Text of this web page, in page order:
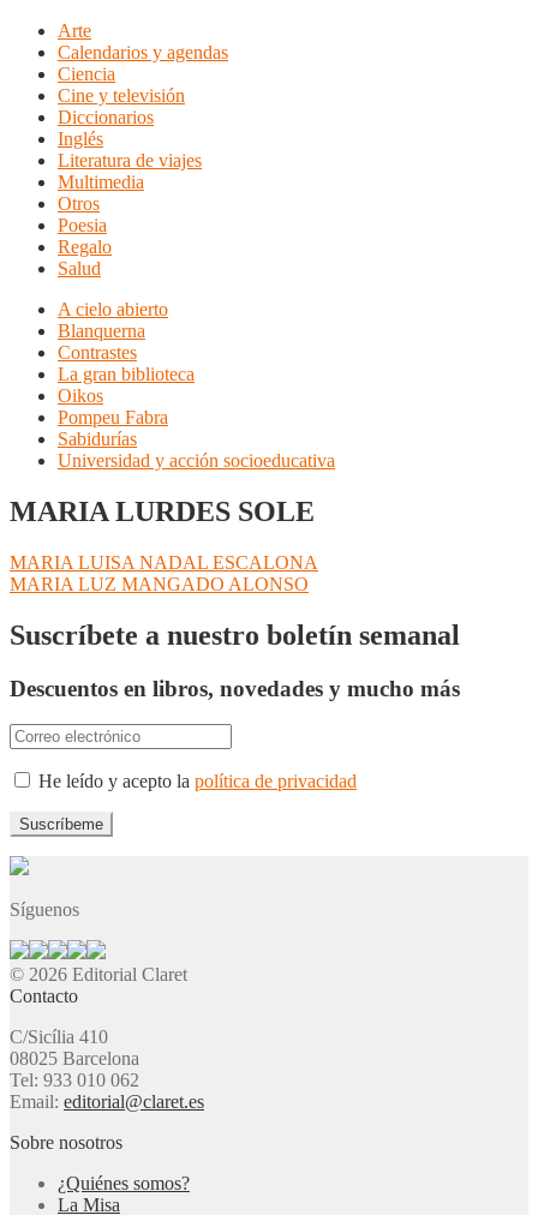
Arte
Calendarios y agendas
Ciencia
Cine y televisión
Diccionarios
Inglés
Literatura de viajes
Multimedia
Otros
Poesia
Regalo
Salud
A cielo abierto
Blanquerna
Contrastes
La gran biblioteca
Oikos
Pompeu Fabra
Sabidurías
Universidad y acción socioeducativa
MARIA LURDES SOLE
Navegación
de
entradas
Anterior:
MARIA LUISA NADAL ESCALONA
Siguiente:
MARIA LUZ MANGADO ALONSO
Suscríbete a nuestro boletín semanal
Descuentos en libros, novedades y mucho más
He leído y acepto la política de privacidad
Síguenos
© 2026 Editorial Claret
Contacto
C/Sicília 410
08025 Barcelona
Tel: 933 010 062
Email: editorial@claret.es
Sobre nosotros
¿Quiénes somos?
La Misa